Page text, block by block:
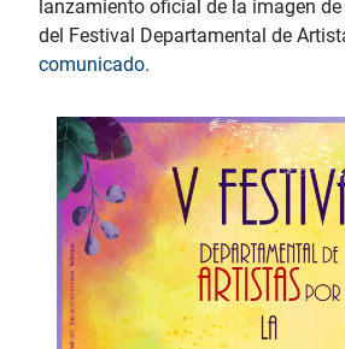
lanzamiento oficial de la imagen
del Festival Departamental de
comunicado.